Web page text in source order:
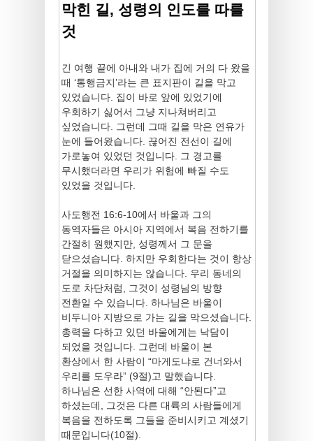
막힌 길, 성령의 인도를 따를
것
긴 여행 끝에 아내와 내가 집에 거의 다 왔을
때 ‘통행금지’라는 큰 표지판이 길을 막고
있었습니다. 집이 바로 앞에 있었기에
우회하기 싫어서 그냥 지나쳐버리고
싶었습니다. 그런데 그때 길을 막은 연유가
눈에 들어왔습니다. 끊어진 전선이 길에
가로놓여 있었던 것입니다. 그 경고를
무시했더라면 우리가 위험에 빠질 수도
있었을 것입니다.
사도행전 16:6-10에서 바울과 그의
동역자들은 아시아 지역에서 복음 전하기를
간절히 원했지만, 성령께서 그 문을
닫으셨습니다. 하지만 우회한다는 것이 항상
거절을 의미하지는 않습니다. 우리 동네의
도로 차단처럼, 그것이 성령님의 방향
전환일 수 있습니다. 하나님은 바울이
비두니아 지방으로 가는 길을 막으셨습니다.
총력을 다하고 있던 바울에게는 낙담이
되었을 것입니다. 그런데 바울이 본
환상에서 한 사람이 “마게도냐로 건너와서
우리를 도우라” (9절)고 말했습니다.
하나님은 선한 사역에 대해 “안된다”고
하셨는데, 그것은 다른 대륙의 사람들에게
복음을 전하도록 그들을 준비시키고 계셨기
때문입니다(10절).